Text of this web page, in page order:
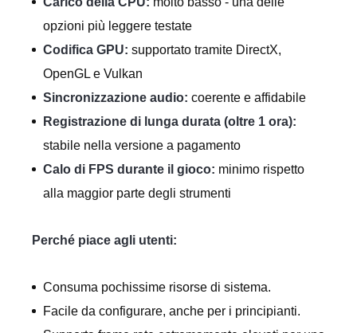
opzioni più leggere testate
Codifica GPU: supportato tramite DirectX,
OpenGL e Vulkan
Sincronizzazione audio: coerente e affidabile
Registrazione di lunga durata (oltre 1 ora):
stabile nella versione a pagamento
Calo di FPS durante il gioco: minimo rispetto
alla maggior parte degli strumenti
Perché piace agli utenti:
Consuma pochissime risorse di sistema.
Facile da configurare, anche per i principianti.